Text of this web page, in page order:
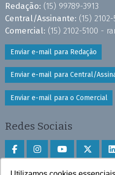
Redação: (15) 99789-3913
Central/Assinante: (15)
Comercial: (15) 2102-5100 -
Enviar e-mail para Redação
Enviar e-mail para Central/
Enviar e-mail para o Comercial
Redes Sociais